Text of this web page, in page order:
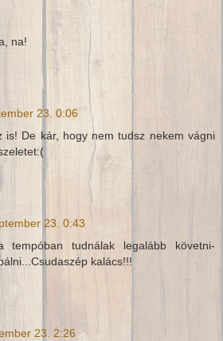
na!
23. 0:06
is! De kár, hogy nem tudsz nekem vágni
23. 0:43
tudnálak legalább követni-
kalács!!!
23. 2:26